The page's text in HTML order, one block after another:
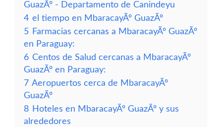
GuazÃº - Departamento de Canindeyu
4 el tiempo en MbaracayÃº GuazÃº
5 Farmacias cercanas a MbaracayÃº GuazÃº
en Paraguay:
6 Centos de Salud cercanas a MbaracayÃº
GuazÃº en Paraguay:
7 Aeropuertos cerca de MbaracayÃº
GuazÃº
8 Hoteles en MbaracayÃº GuazÃº y sus
alrededores